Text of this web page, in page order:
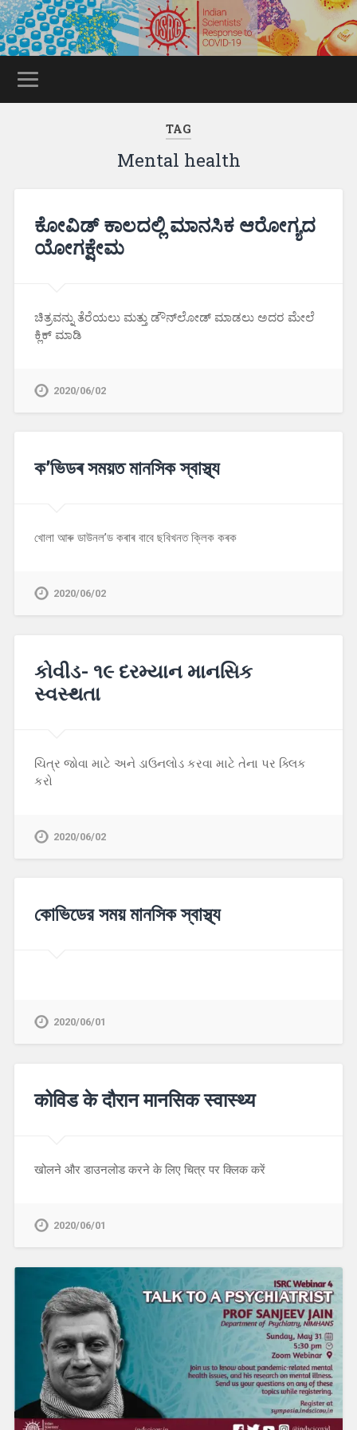
TAG
Mental health
ಕೋವಿಡ್ ಕಾಲದಲ್ಲಿ ಮಾನಸಿಕ ಆರೋಗ್ಯದ
ಯೋಗಕ್ಷೇಮ
ಚಿತ್ರವನ್ನು ತೆರೆಯಲು ಮತ್ತು ಡೌನ್‌ಲೋಡ್ ಮಾಡಲು ಅದರ ಮೇಲೆ
ಕ್ಲಿಕ್ ಮಾಡಿ
2020/06/02
ক’ভিডৰ সময়ত মানসিক স্বাস্থ্য
খোলা আৰু ডাউনল’ড কৰাৰ বাবে ছবিখনত ক্লিক কৰক
2020/06/02
કોવીડ- ૧૯ દરમ્યાન માનસિક
સ્વસ્થતા
ચિત્ર જોવા માટે અને ડાઉનલોડ કરવા માટે તેના પર ક્લિક
કરો
2020/06/02
কোভিডের সময় মানসিক স্বাস্থ্য
2020/06/01
कोविड के दौरान मानसिक स्वास्थ्य
खोलने और डाउनलोड करने के लिए चित्र पर क्लिक करें
2020/06/01